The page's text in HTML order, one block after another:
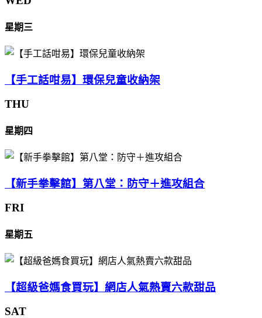
星期三
【手工話咁易】環保兒童收納架
THU
星期四
【新手拳擊館】第八堂：防守＋進攻組合
FRI
星期五
【超級爸媽食買玩】網店人氣熱賣六款甜品
SAT